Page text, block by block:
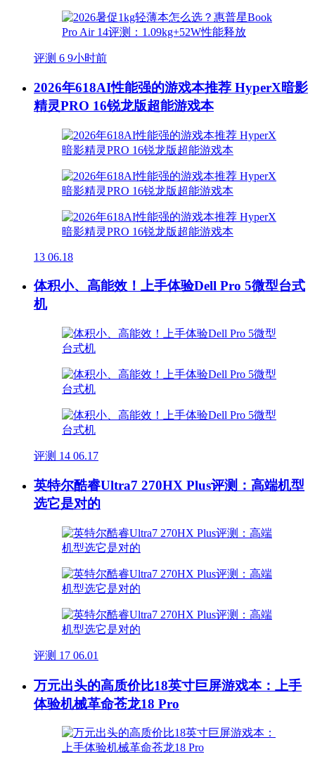
评测 6 9小时前
2026年618AI性能强的游戏本推荐 HyperX暗影
精灵PRO 16锐龙版超能游戏本
13 06.18
体积小、高能效！上手体验Dell Pro 5微型台式
机
评测 14 06.17
英特尔酷睿Ultra7 270HX Plus评测：高端机型
选它是对的
评测 17 06.01
万元出头的高质价比18英寸巨屏游戏本：上手
体验机械革命苍龙18 Pro